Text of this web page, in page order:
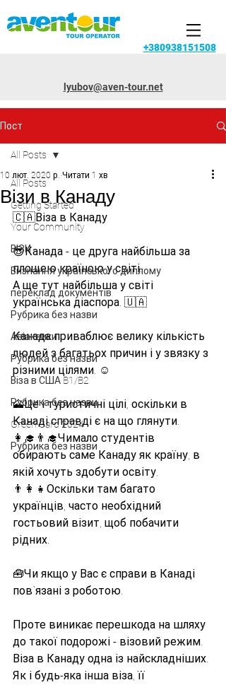
+380938151508
lyubov@aven-tour.net
Пост
All Posts
Getting Started
Your Community
ВІЗИ
Визнання українського диплому
переклад документів
Рубрика без назви
Авіаквики
Рубрика без назви
Віза в США B1/B2
Рубрика без назви
Green Card 2024
Рубрика без назви
All Posts
Візи в Канаду
10 лют. 2020 р. Читати 1 хв
🇨🇦Віза в Канаду
😎Канада - це друга найбільша за
площею країною у світі.
А ще тут найбільша у світі
українська діаспора. 🇺🇦
Канада приваблює велику кількість
людей з багатьох причин і у звязку з
різними цілями. ☺️
🗻Це і туристичні цілі, оскільки в
Канаді справді є на що глянути.
👩‍🎓👨‍🎓Чимало студентів
обирають саме Канаду як країну, в
якій хочуть здобути освіту.
👨‍👩‍👧Оскільки там багато
українців, часто необхідний
гостьовий візит, щоб побачити
рідних.
🧰Чи якщо у Вас є справи в Канаді
пов`язані з роботою.
Проте виникає перешкода на шляху
до такої подорожі - візовий режим.
Віза в Канаду одна із найскладніших.
Як і будь-яка інша віза, її